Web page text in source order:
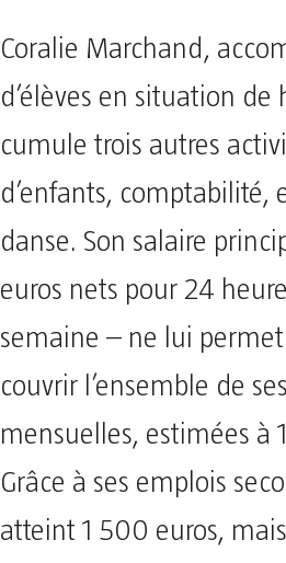
Coralie Marchand,
d’élèves en situation de
cumule trois autres
d’enfants, comptabilité,
danse. Son salaire
euros nets pour 24
semaine – ne lui permet
couvrir l’ensemble de
mensuelles, estimées à
Grâce à ses emplois
atteint 1 500 euros,